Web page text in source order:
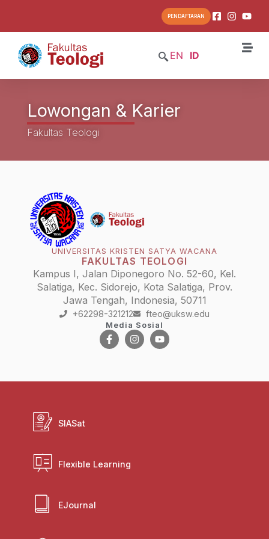
PENDAFTARAN
EN ID
Lowongan & Karier
Fakultas Teologi
UNIVERSITAS KRISTEN SATYA WACANA
FAKULTAS TEOLOGI
Kampus I, Jalan Diponegoro No. 52-60, Kel.
Salatiga, Kec. Sidorejo, Kota Salatiga, Prov.
Jawa Tengah, Indonesia, 50711
+62298-321212 fteo@uksw.edu
Media Sosial
SIASat
Flexible Learning
EJournal